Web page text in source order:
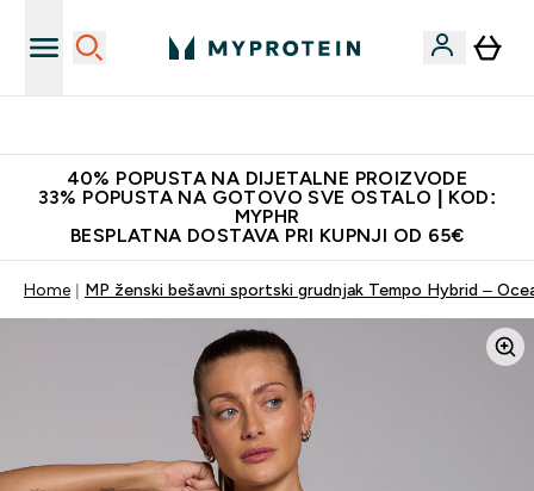
40% POPUSTA NA DIJETALNE PROIZVODE
33% POPUSTA NA GOTOVO SVE OSTALO | KOD:
MYPHR
BESPLATNA DOSTAVA PRI KUPNJI OD 65€
Home MP ženski bešavni sportski grudnjak Tempo Hybrid –